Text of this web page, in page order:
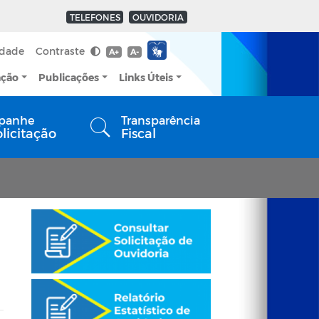
TELEFONES OUVIDORIA
Contraste A+ A-
Publicações Links Úteis
Transparência
Fiscal